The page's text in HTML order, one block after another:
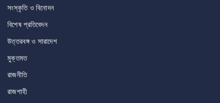
সংস্কৃতি ও বিনোদন
বিশেষ প্রতিবেদন
উত্তরবঙ্গ ও সারাদেশ
মুক্তমত
রাজনীতি
রাজশাহী